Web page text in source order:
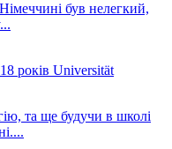
був нелегкий,
років Universität
та ще будучи в школі